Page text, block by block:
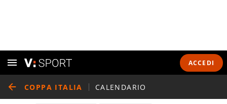
ACCEDI
COPPA ITALIA CALENDARIO